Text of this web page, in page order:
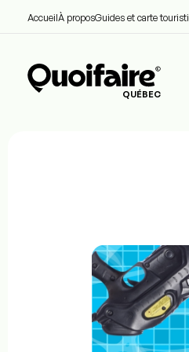
AccueilÀ proposGuides et carte
QUÉBEC